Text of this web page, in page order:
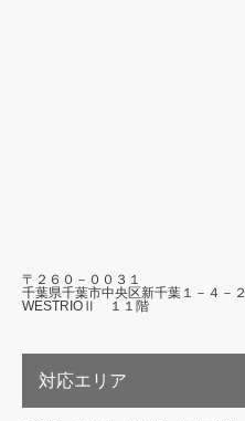
〒２６０－００３１
千葉県千葉市中央区新千葉１－４－２
WESTRIOⅡ １１階
対応エリア